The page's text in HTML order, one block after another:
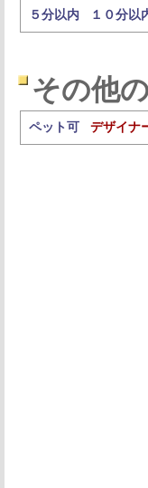
５分以内 １０分以
その他
ペット可 デザイナ